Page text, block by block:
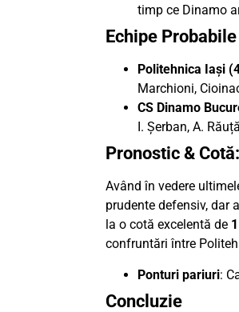
timp ce Dinamo
Echipe Probabile
Politehnica Iași
Marchioni,
CS Dinamo
I. Șerban, A.
Pronostic & Cotă:
Având în vedere
prudente defensiv, dar
la o cotă excelentă de
confruntări între
Ponturi pariuri:
Concluzie